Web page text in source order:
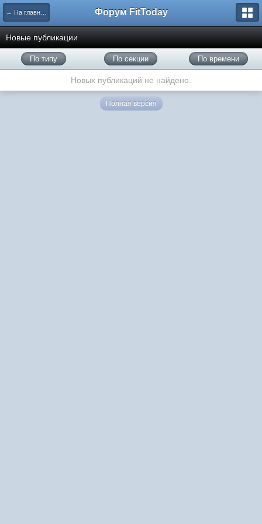
← На главную Форум FitToday
Новые публикации
По типу По секции По времени
Новых публикаций не найдено.
Полная версия